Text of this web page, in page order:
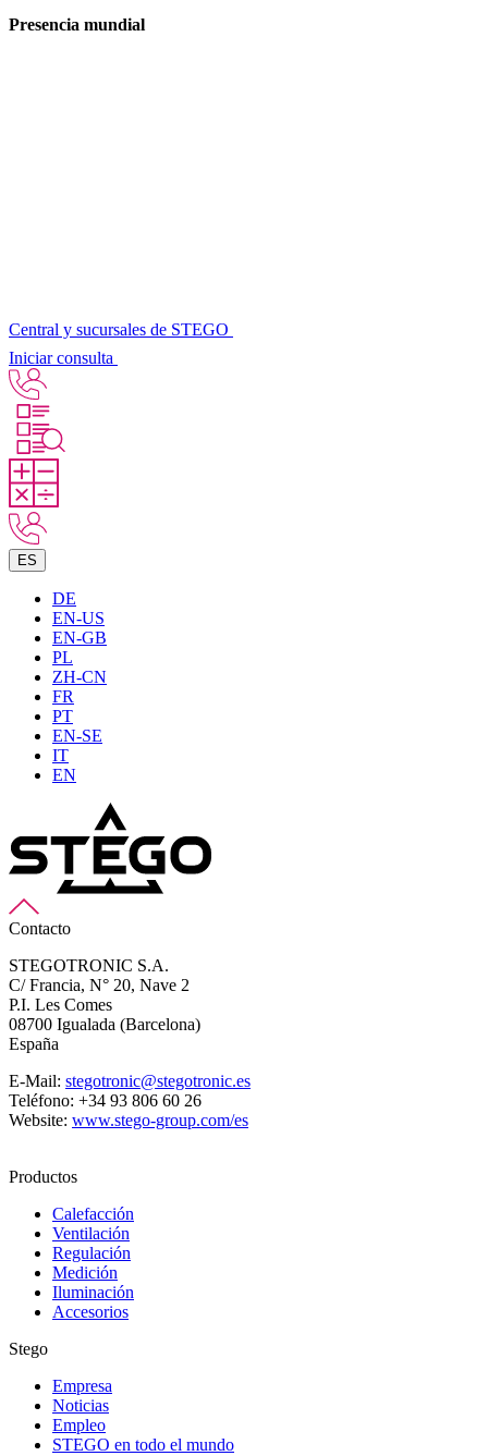
Presencia mundial
Central y sucursales de STEGO
Iniciar consulta
ES
DE
EN-US
EN-GB
PL
ZH-CN
FR
PT
EN-SE
IT
EN
Contacto
STEGOTRONIC S.A.
C/ Francia, N° 20, Nave 2
P.I. Les Comes
08700 Igualada (Barcelona)
España
E-Mail: stegotronic@stegotronic.es
Teléfono: +34 93 806 60 26
Website: www.stego-group.com/es
Productos
Calefacción
Ventilación
Regulación
Medición
Iluminación
Accesorios
Stego
Empresa
Noticias
Empleo
STEGO en todo el mundo